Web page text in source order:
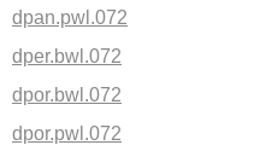
dpan.pwl.072
dper.bwl.072
dpor.bwl.072
dpor.pwl.072